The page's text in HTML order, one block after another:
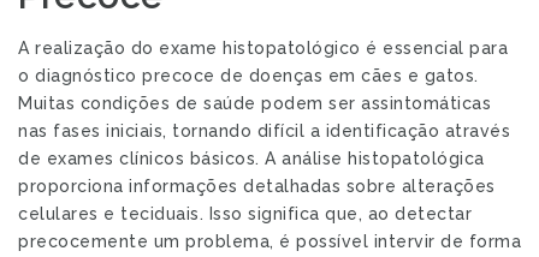
A realização do exame histopatológico é essencial para
o diagnóstico precoce de doenças em cães e gatos.
Muitas condições de saúde podem ser assintomáticas
nas fases iniciais, tornando difícil a identificação através
de exames clínicos básicos. A análise histopatológica
proporciona informações detalhadas sobre alterações
celulares e teciduais. Isso significa que, ao detectar
precocemente um problema, é possível intervir de forma